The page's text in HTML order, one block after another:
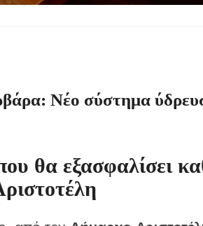
Νέο σύστημα
θα εξασφαλίσει